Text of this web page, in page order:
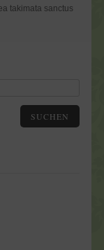
takimata sanctus
SUCHEN